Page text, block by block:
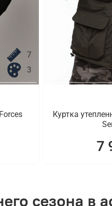
7
3
Куртка
7
сезона в